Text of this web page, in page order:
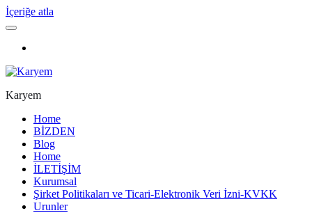
İçeriğe atla
Karyem
Home
BİZDEN
Blog
Home
İLETİŞİM
Kurumsal
Şirket Politikaları ve Ticari-Elektronik Veri İzni-KVKK
Urunler